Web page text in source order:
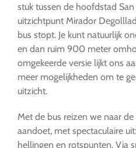
stuk tussen de hoofdstad
uitzichtpunt Mirador
bus stopt. Je kunt natuurlijk
en dan ruim 900 meter
omgekeerde versie lijkt ons
meer mogelijkheden om te
uitzicht.
Met de bus reizen we naar
aandoet, met spectaculaire
hellingen en rotspunten. Via